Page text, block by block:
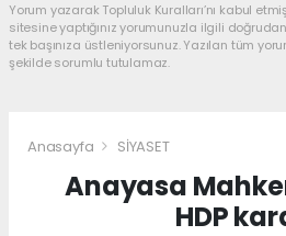
Yorum yazarak Topluluk Kuralları’nı kabul
sitesine yaptığınız yorumunuzla ilgili
tek başınıza üstleniyorsunuz. Yazılan tüm
şekilde sorumlu tutulamaz.
Anasayfa SİYASET
Anayasa
HDP